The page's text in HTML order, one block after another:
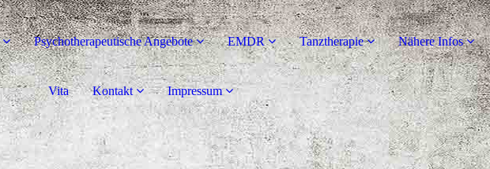
Psychotherapeutische Angebote EMDR Tanztherapie Nähere Infos
Vita Kontakt Impressum